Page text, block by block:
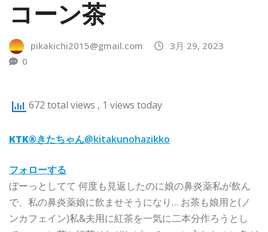
コーン茶
pikakichi2015@gmail.com
3月 29, 2023
0
672 total views , 1 views today
KTK®︎きたちゃん@kitakunohazikko
フォローする
ぼーっとしてて 何度も見返したのに娘の鼻炎薬私が飲ん
で、私の鼻炎薬娘に飲ませそうになり… お茶も娘用と(ノ
ンカフェイン)私&夫用に紅茶を一気に二本分作ろうとし